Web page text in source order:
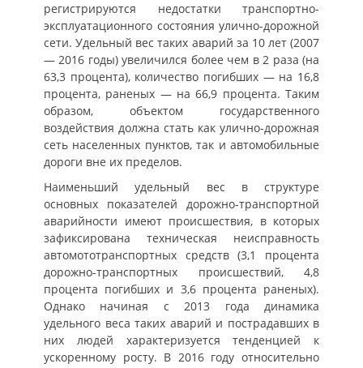
регистрируются недостатки транспортно-
эксплуатационного состояния улично-дорожной
сети. Удельный вес таких аварий за 10 лет (2007
— 2016 годы) увеличился более чем в 2 раза (на
63,3 процента), количество погибших — на 16,8
процента, раненых — на 66,9 процента. Таким
образом, объектом государственного
воздействия должна стать как улично-дорожная
сеть населенных пунктов, так и автомобильные
дороги вне их пределов.
Наименьший удельный вес в структуре
основных показателей дорожно-транспортной
аварийности имеют происшествия, в которых
зафиксирована техническая неисправность
автомототранспортных средств (3,1 процента
дорожно-транспортных происшествий, 4,8
процента погибших и 3,6 процента раненых).
Однако начиная с 2013 года динамика
удельного веса таких аварий и пострадавших в
них людей характеризуется тенденцией к
ускоренному росту. В 2016 году относительно